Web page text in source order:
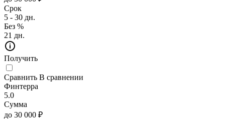
Срок
5 - 30 дн.
Без %
21 дн.
Получить
Сравнить В сравнении
Финтерра
5.0
Сумма
до 30 000 ₽